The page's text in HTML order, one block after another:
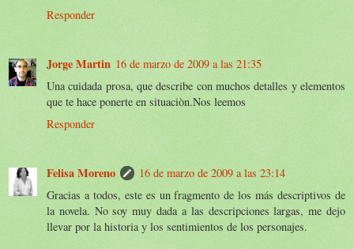
Responder
Jorge Martin 16 de marzo de 2009 a las 21:35
Una cuidada prosa, que describe con muchos detalles y elementos
que te hace ponerte en situaciòn.Nos leemos
Responder
Felisa Moreno
16 de marzo de 2009 a las 23:14
Gracias a todos, este es un fragmento de los más descriptivos de
la novela. No soy muy dada a las descripciones largas, me dejo
llevar por la historia y los sentimientos de los personajes.